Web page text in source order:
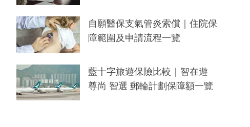
自願醫保支氣管炎索償｜住院保
障範圍及申請流程一覽
藍十字旅遊保險比較｜智在遊
尊尚 智選 郵輪計劃保障額一覽